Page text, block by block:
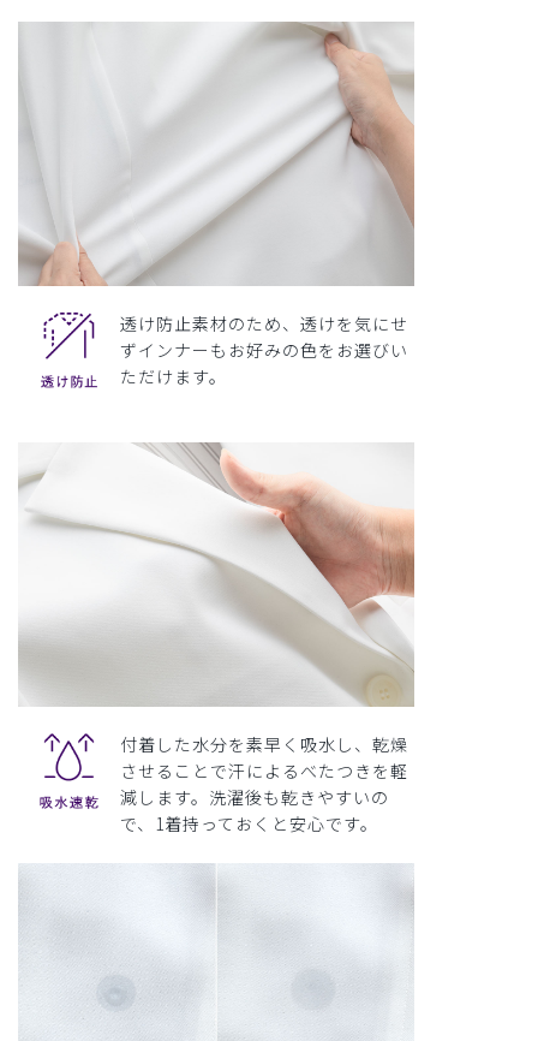
透け防止素材のため、透けを気にせ
ずインナーもお好みの色をお選びい
ただけます。
付着した水分を素早く吸水し、乾燥
させることで汗によるべたつきを軽
減します。洗濯後も乾きやすいの
で、1着持っておくと安心です。